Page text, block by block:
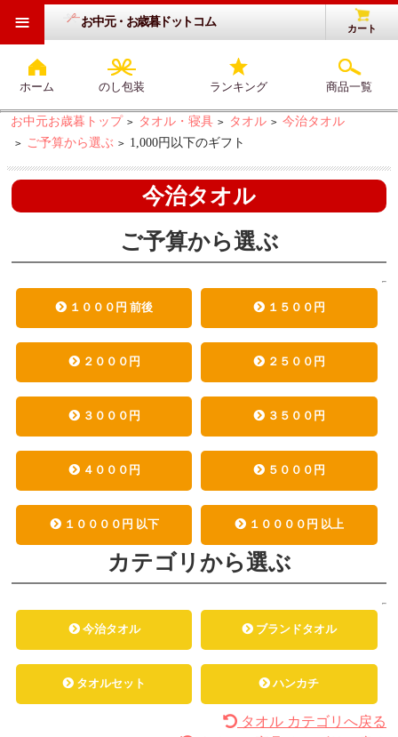
お中元・お歳暮ドットコム カート
ホーム のし包装 ランキング 商品一覧
≡
お中元お歳暮トップ > タオル・寝具 > タオル > 今治タオル
> ご予算から選ぶ > 1,000円以下のギフト
今治タオル
ご予算から選ぶ
１０００円 前後 １５００円
２０００円 ２５００円
３０００円 ３５００円
４０００円 ５０００円
１００００円 以下 １００００円 以上
カテゴリから選ぶ
今治タオル ブランドタオル
タオルセット ハンカチ
タオル カテゴリへ戻る